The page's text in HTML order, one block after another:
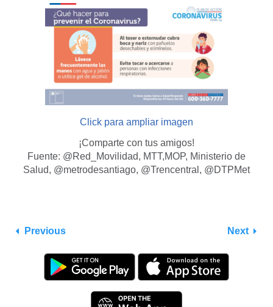
Click para ampliar imagen
¡Comparte con tus amigos!
Fuente: @Red_Movilidad, MTT,MOP, Ministerio de
Salud, @metrodesantiago, @Trencentral, @DTPMet
Previous Next